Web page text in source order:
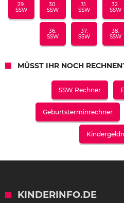
29.
SSW
30.
SSW
31.
SSW
32.
SSW
36.
SSW
37.
SSW
38.
SSW
MÜSST IHR NOCH
SSW Rechner
Geburtsterminrechner
KINDERINFO.DE